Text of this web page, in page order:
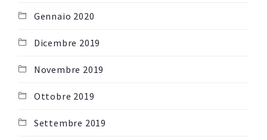
Gennaio 2020
Dicembre 2019
Novembre 2019
Ottobre 2019
Settembre 2019